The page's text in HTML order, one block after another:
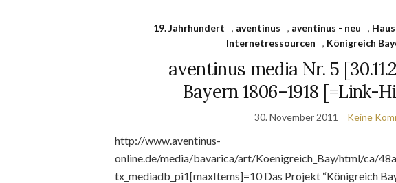
19. Jahrhundert , aventinus , aventinus - neu ,
Internetressourcen
, Königreich
aventinus media Nr. 5
Bayern 1806–1918 [=Link-
30. November 2011 Keine
http://www.aventinus-
online.de/media/bavarica/art/Koenigreich_Bay/html/ca/
tx_mediadb_pi1[maxItems]=10 Das Projekt “Königreich